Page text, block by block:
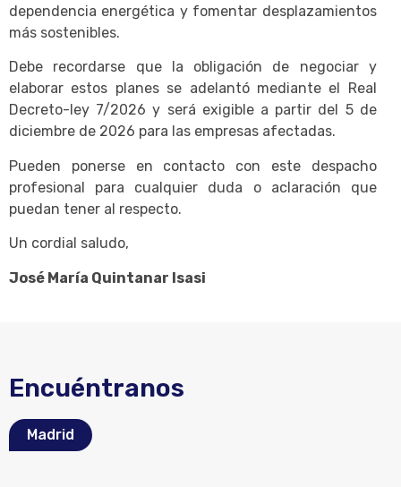
dependencia energética y fomentar desplazamientos
más sostenibles.
Debe recordarse que la obligación de negociar y
elaborar estos planes se adelantó mediante el Real
Decreto-ley 7/2026 y será exigible a partir del 5 de
diciembre de 2026 para las empresas afectadas.
Pueden ponerse en contacto con este despacho
profesional para cualquier duda o aclaración que
puedan tener al respecto.
Un cordial saludo,
José María Quintanar Isasi
Encuéntranos
Madrid